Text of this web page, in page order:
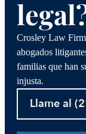
Crosley Law
abogados
familias que han
injusta.
Llame al